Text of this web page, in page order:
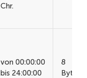
Chr.
von 00:00:00
bis 24:00:00
8
Bytes